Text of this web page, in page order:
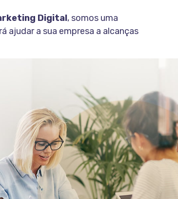
Digital, somos uma
ajudar a sua empresa a alcanças